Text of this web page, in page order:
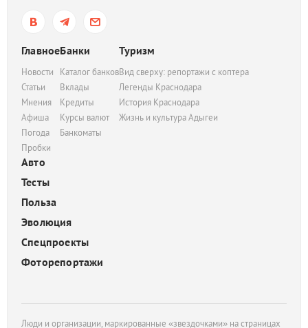
Главное
Новости
Статьи
Мнения
Афиша
Погода
Пробки
Банки
Каталог банков
Вклады
Кредиты
Курсы валют
Банкоматы
Туризм
Вид сверху: репортажи с коптера
Легенды Краснодара
История Краснодара
Жизнь и культура Адыгеи
Авто
Тесты
Польза
Эволюция
Спецпроекты
Фоторепортажи
Люди и организации, маркированные «звездочками» на страницах